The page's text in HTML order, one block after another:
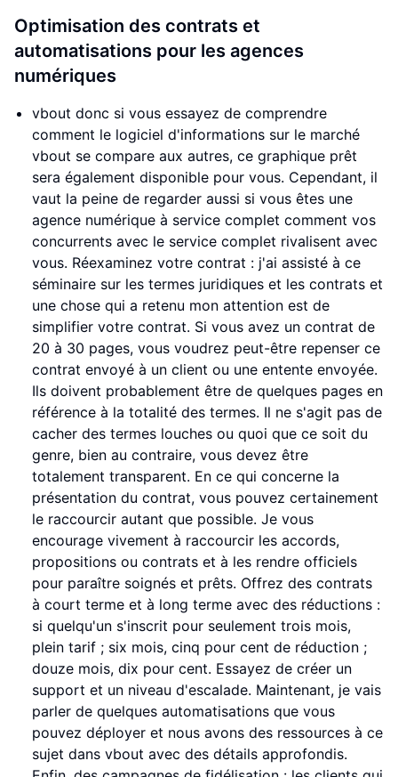
Optimisation des contrats et
automatisations pour les agences
numériques
vbout donc si vous essayez de comprendre
comment le logiciel d'informations sur le marché
vbout se compare aux autres, ce graphique prêt
sera également disponible pour vous. Cependant, il
vaut la peine de regarder aussi si vous êtes une
agence numérique à service complet comment vos
concurrents avec le service complet rivalisent avec
vous. Réexaminez votre contrat : j'ai assisté à ce
séminaire sur les termes juridiques et les contrats et
une chose qui a retenu mon attention est de
simplifier votre contrat. Si vous avez un contrat de
20 à 30 pages, vous voudrez peut-être repenser ce
contrat envoyé à un client ou une entente envoyée.
Ils doivent probablement être de quelques pages en
référence à la totalité des termes. Il ne s'agit pas de
cacher des termes louches ou quoi que ce soit du
genre, bien au contraire, vous devez être
totalement transparent. En ce qui concerne la
présentation du contrat, vous pouvez certainement
le raccourcir autant que possible. Je vous
encourage vivement à raccourcir les accords,
propositions ou contrats et à les rendre officiels
pour paraître soignés et prêts. Offrez des contrats
à court terme et à long terme avec des réductions :
si quelqu'un s'inscrit pour seulement trois mois,
plein tarif ; six mois, cinq pour cent de réduction ;
douze mois, dix pour cent. Essayez de créer un
support et un niveau d'escalade. Maintenant, je vais
parler de quelques automatisations que vous
pouvez déployer et nous avons des ressources à ce
sujet dans vbout avec des détails approfondis.